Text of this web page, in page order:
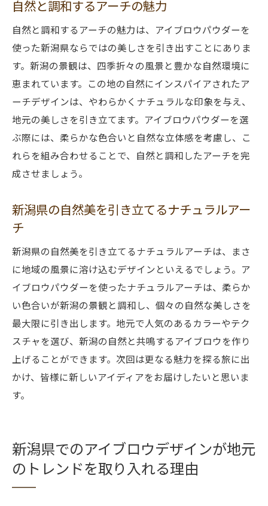
自然と調和するアーチの魅力
自然と調和するアーチの魅力は、アイブロウパウダーを
使った新潟県ならではの美しさを引き出すことにありま
す。新潟の景観は、四季折々の風景と豊かな自然環境に
恵まれています。この地の自然にインスパイアされたア
ーチデザインは、やわらかくナチュラルな印象を与え、
地元の美しさを引き立てます。アイブロウパウダーを選
ぶ際には、柔らかな色合いと自然な立体感を考慮し、こ
れらを組み合わせることで、自然と調和したアーチを完
成させましょう。
新潟県の自然美を引き立てるナチュラルアー
チ
新潟県の自然美を引き立てるナチュラルアーチは、まさ
に地域の風景に溶け込むデザインといえるでしょう。ア
イブロウパウダーを使ったナチュラルアーチは、柔らか
い色合いが新潟の景観と調和し、個々の自然な美しさを
最大限に引き出します。地元で人気のあるカラーやテク
スチャを選び、新潟の自然と共鳴するアイブロウを作り
上げることができます。次回は更なる魅力を探る旅に出
かけ、皆様に新しいアイディアをお届けしたいと思いま
す。
新潟県でのアイブロウデザインが地元
のトレンドを取り入れる理由